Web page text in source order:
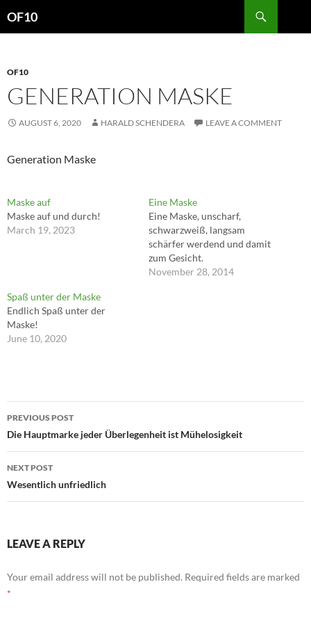
OF10
OF10
GENERATION MASKE
AUGUST 6, 2020 HARALD SCHENDERA LEAVE A COMMENT
Generation Maske
Maske auf
Maske auf und durch!
March 19, 2023
Eine Maske
Eine Maske, unscharf,
schwarzweiß, langsam
schärfer werdend und damit
zum Gesicht.
November 28, 2014
Spaß unter der Maske
Endlich Spaß unter der
Maske!
June 10, 2020
Post
navigation
PREVIOUS POST
Die Hauptmarke jeder Überlegenheit ist Mühelosigkeit
NEXT POST
Wesentlich unfriedlich
LEAVE A REPLY
Your email address will not be published. Required fields are marked
*